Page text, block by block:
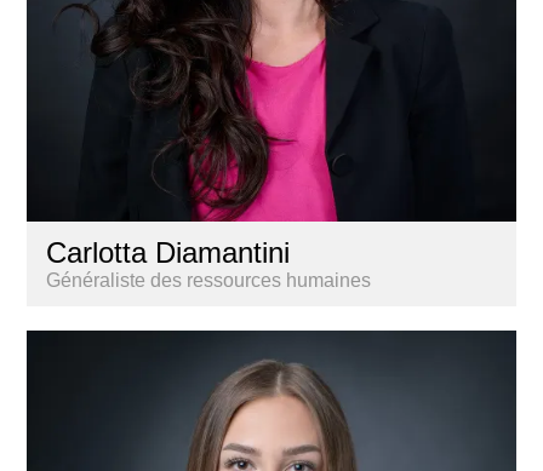
Carlotta Diamantini
Généraliste des ressources humaines